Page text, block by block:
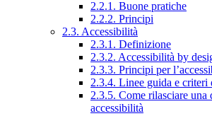
2.2.1. Buone pratiche
2.2.2. Principi
2.3. Accessibilità
2.3.1. Definizione
2.3.2. Accessibilità by
2.3.3. Principi per
2.3.4. Linee guida e criteri
2.3.5. Come rilasciare una
accessibilità